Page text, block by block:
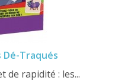
Dé-Traqués
de rapidité : les...